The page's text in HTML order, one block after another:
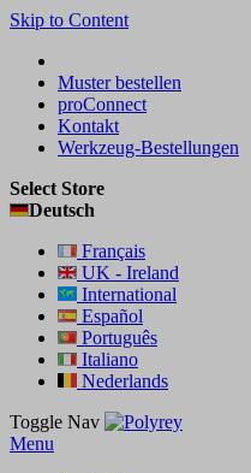
Skip to Content
Muster bestellen
proConnect
Kontakt
Werkzeug-Bestellungen
Select Store
Deutsch
Français
UK - Ireland
International
Español
Português
Italiano
Nederlands
Toggle Nav
Menu